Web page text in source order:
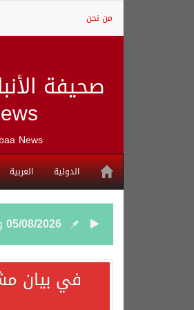
من نحن
صحيفة
News
الدولية العربية
05/08/2026
05/08/2026
في بيان